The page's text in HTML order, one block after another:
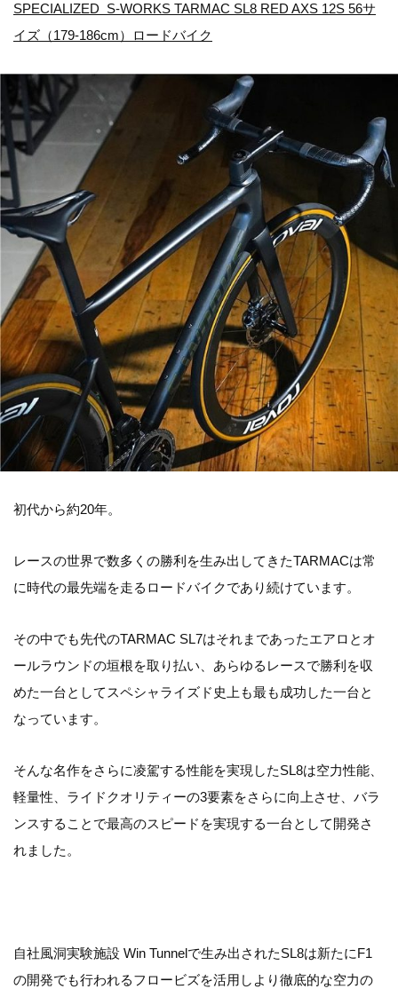
SPECIALIZED S-WORKS TARMAC SL8 RED AXS 12S 56サ
イズ（179-186cm）ロードバイク
初代から約20年。
レースの世界で数多くの勝利を生み出してきたTARMACは常
に時代の最先端を走るロードバイクであり続けています。
その中でも先代のTARMAC SL7はそれまであったエアロとオ
ールラウンドの垣根を取り払い、あらゆるレースで勝利を収
めた一台としてスペシャライズド史上も最も成功した一台と
なっています。
そんな名作をさらに凌駕する性能を実現したSL8は空力性能、
軽量性、ライドクオリティーの3要素をさらに向上させ、バラ
ンスすることで最高のスピードを実現する一台として開発さ
れました。
自社風洞実験施設 Win Tunnelで生み出されたSL8は新たにF1
の開発でも行われるフロービズを活用しより徹底的な空力の